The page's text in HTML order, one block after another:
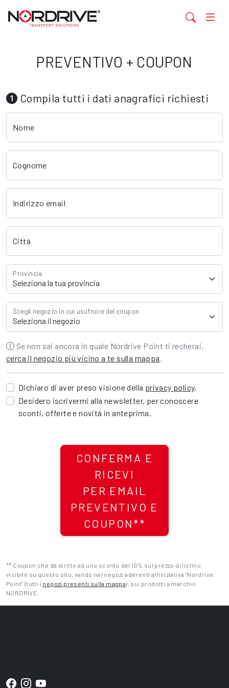
PREVENTIVO + COUPON
Compila tutti i dati anagrafici richiesti
Nome
Cognome
Indirizzo email
Città
Provincia
Scegli negozio in cui usufruire del coupon
Se non sai ancora in quale Nordrive Point ti recherai,
cerca il negozio più vicino a te sulla mappa.
Dichiaro di aver preso visione della privacy policy.
Desidero iscrivermi alla newsletter, per conoscere
sconti, offerte e novità in anteprima.
CONFERMA E
RICEVI
PER EMAIL
PREVENTIVO E
COUPON**
** Coupon che dà diritto ad uno sconto del 10% sul prezzo di listino
visibile su questo sito, valido nei negozi aderenti all'iniziativa "Nordrive
Point" (tutti i negozi presenti sulla mappa), sui prodotti a marchio
NORDRIVE.